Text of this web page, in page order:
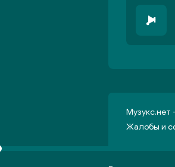
Музукс.нет
Жалобы и